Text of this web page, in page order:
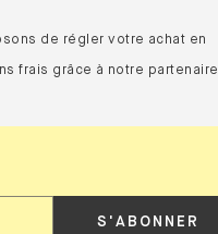
de régler votre achat en
frais grâce à notre partenaire
S'ABONNER